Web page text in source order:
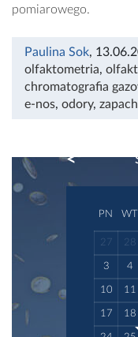
pomiarowego.
Paulina Sok,
olfaktometria,
chromatografia
e-nos, odory,
PN WT
27 28
3 4
10 11
17 18